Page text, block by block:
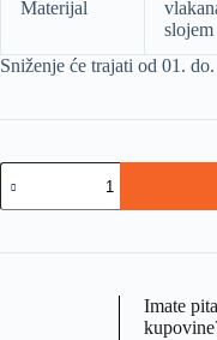
Materijal
slojem
Sniženje će trajati od 01.
Imate